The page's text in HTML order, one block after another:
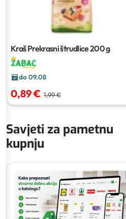
Kraš Prekrasni štrudlice200 g
do 09.08
0,89 € 1,99 €
Savjeti za pametnu
kupnju